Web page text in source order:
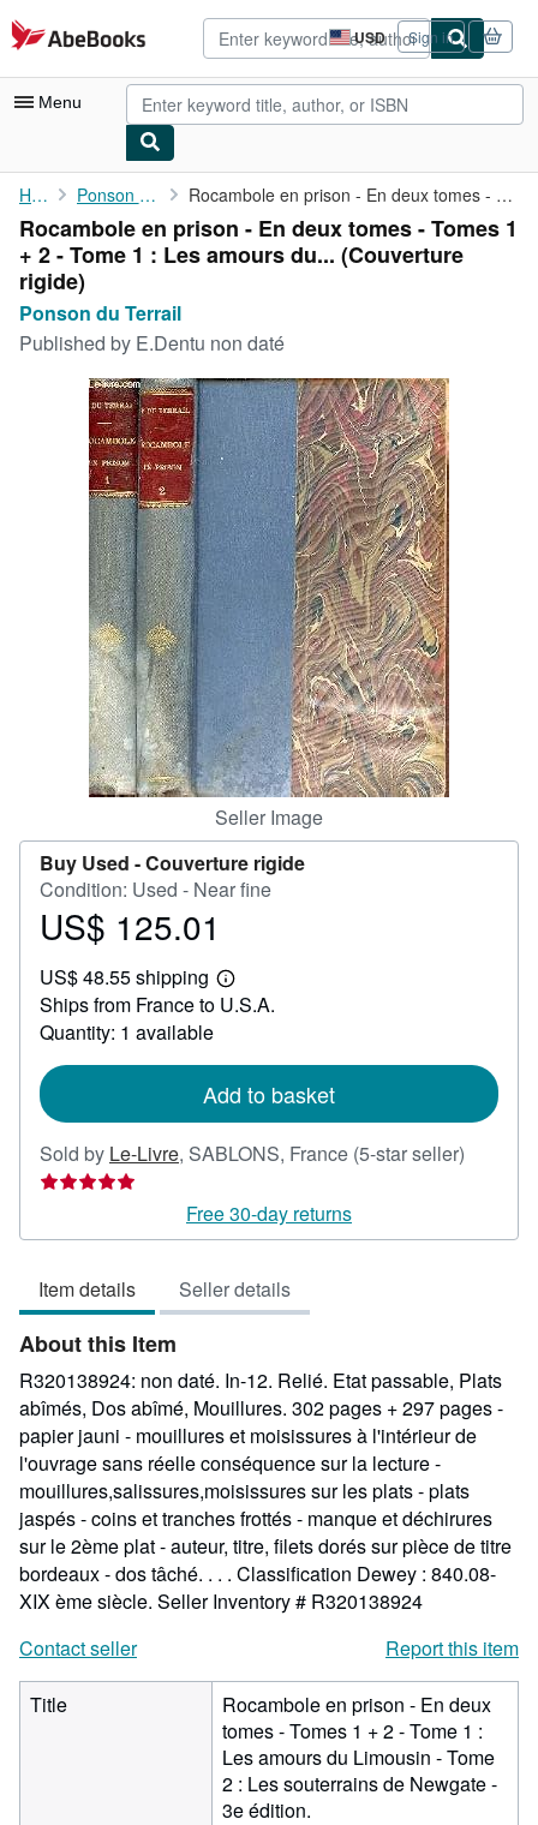
Skip to main content
AbeBooks.com USD
Site
shopping
preferences
Sign in
Menu
My Account
My Purchases
Advanced Search
Browse Collections
Art & Collectibles
Textbooks
Start Selling
CLOSE
Home Ponson du Terrail Rocambole en prison - En deux tomes - Tomes 1 + 2 - Tome 1 : Les...
Rocambole en prison - En deux tomes - Tomes 1
+ 2 - Tome 1 : Les amours du... (Couverture
rigide)
Ponson du Terrail
Published by E.Dentu non daté
Seller Image
Buy Used -Couverture rigide
Condition: Used - Near fine
Price
125.01
US$ 125.01
US$ 48.55 shipping
Learn
more
Ships from France to U.S.A.
Quantity: 1 available
Add to basket
Sold by Le-Livre, SABLONS, France (5-star seller)
out
Free 30-day returns
Item details Seller details
About this Item
R320138924: non daté. In-12. Relié. Etat passable, Plats
abîmés, Dos abîmé, Mouillures. 302 pages + 297 pages -
papier jauni - mouillures et moisissures à l'intérieur de
l'ouvrage sans réelle conséquence sur la lecture -
mouillures,salissures,moisissures sur les plats - plats
jaspés - coins et tranches frottés - manque et déchirures
sur le 2ème plat - auteur, titre, filets dorés sur pièce de titre
bordeaux - dos tâché. . . . Classification Dewey : 840.08-
XIX ème siècle. Seller Inventory # R320138924
Contact seller
Report this item
Title
Rocambole en prison - En deux
tomes - Tomes 1 + 2 - Tome 1 :
Les amours du Limousin - Tome
2 : Les souterrains de Newgate -
3e édition.